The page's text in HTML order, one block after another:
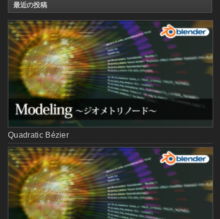
最近の投稿
Quadratic Bézier